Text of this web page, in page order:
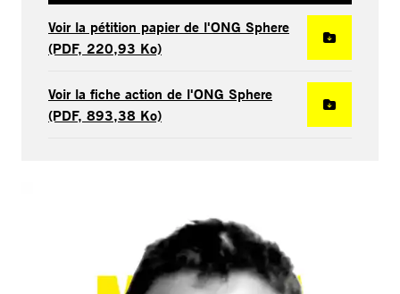
Voir la pétition papier de l'ONG Sphere
(PDF, 220,93 Ko)
Voir la fiche action de l'ONG Sphere
(PDF, 893,38 Ko)